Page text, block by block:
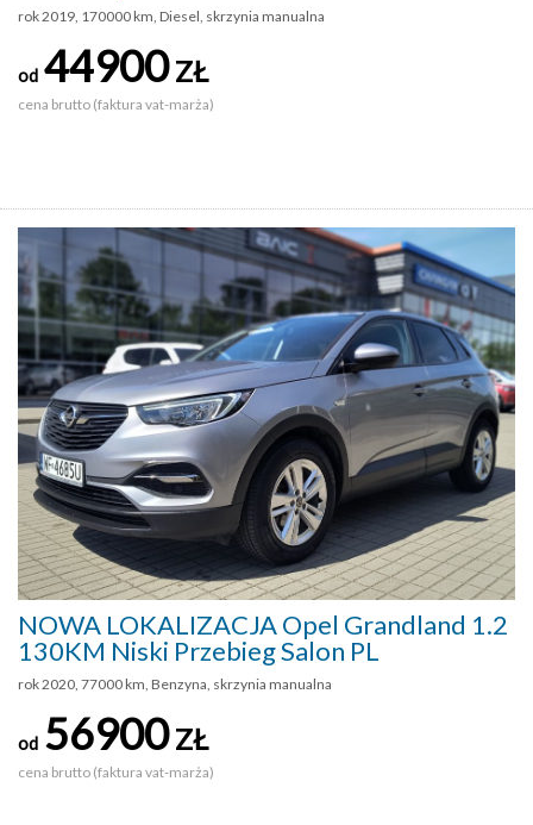
rok 2019, 170000 km, Diesel, skrzynia manualna
od 44900ZŁ
cena brutto (faktura vat-marża)
NOWA LOKALIZACJA Opel Grandland 1.2
130KM Niski Przebieg Salon PL
rok 2020, 77000 km, Benzyna, skrzynia manualna
od 56900ZŁ
cena brutto (faktura vat-marża)